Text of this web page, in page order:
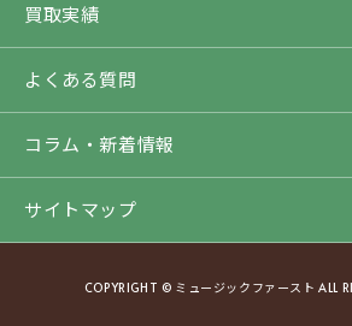
買取実績
よくある質問
コラム・新着情報
サイトマップ
COPYRIGHT © ミュージックファースト ALL